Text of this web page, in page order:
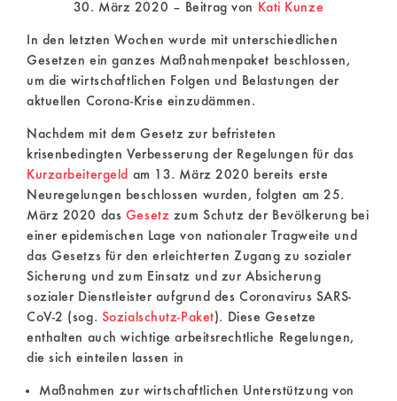
Kunze
30. März 2020 – Beitrag von Kati Kunze
In den letzten Wochen wurde mit unterschiedlichen
Gesetzen ein ganzes Maßnahmenpaket beschlossen,
um die wirtschaftlichen Folgen und Belastungen der
aktuellen Corona-Krise einzudämmen.
Nachdem mit dem Gesetz zur befristeten
krisenbedingten Verbesserung der Regelungen für das
Kurzarbeitergeld am 13. März 2020 bereits erste
Neuregelungen beschlossen wurden, folgten am 25.
März 2020 das Gesetz zum Schutz der Bevölkerung bei
einer epidemischen Lage von nationaler Tragweite und
das Gesetzs für den erleichterten Zugang zu sozialer
Sicherung und zum Einsatz und zur Absicherung
sozialer Dienstleister aufgrund des Coronavirus SARS-
CoV-2 (sog. Sozialschutz-Paket). Diese Gesetze
enthalten auch wichtige arbeitsrechtliche Regelungen,
die sich einteilen lassen in
Maßnahmen zur wirtschaftlichen Unterstützung von